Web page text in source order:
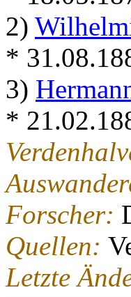
2)
*
3)
*
Forscher:
Quellen:
Letzte